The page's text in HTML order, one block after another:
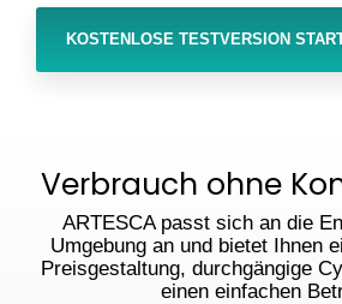
Artesca
Cyberresilienz
Cyber-Garantie
KOSTENLOSE TESTVERSION
Verbrauch ohne
ARTESCA passt sich an die
Umgebung an und bietet Ihnen
Preisgestaltung, durchgängige
einen einfachen